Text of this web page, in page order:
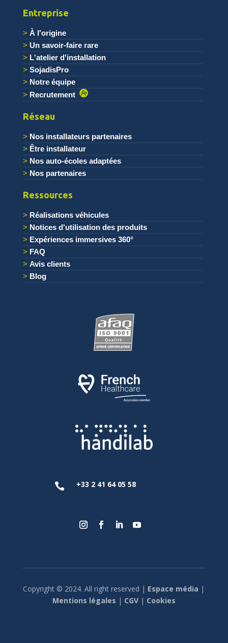
Entreprise
À l'origine
Un savoir-faire rare
L'atelier d'installation
SojadisPro
Notre équipe
Recrutement
Réseau
Nos installateurs partenaires
Être installateur
Nos auto-écoles adaptées
Nos partenaires
Ressources
Réalisations véhicules
Notices d'utilisation des produits
Expériences immersives 360°
FAQ
Avis clients
Blog
 +33 2 41 64 05 58
Copyright © 2024. All right reserved | Espace média |
Mentions légales | CGV| Cookies